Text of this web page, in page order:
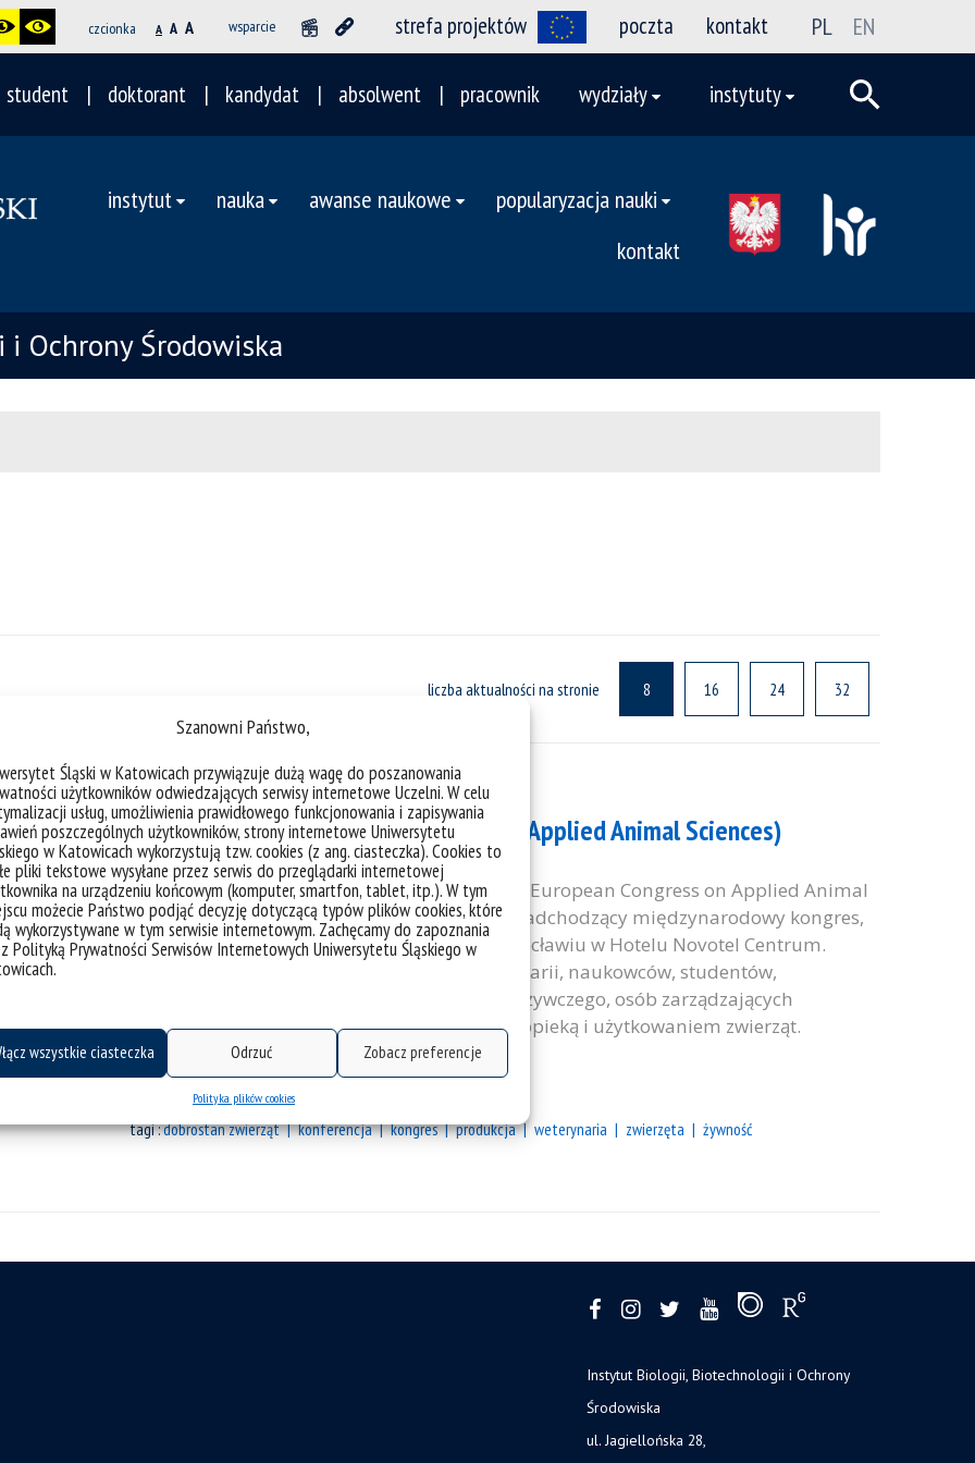
Szanowni Państwo,
Śląski w Katowicach przywiązuje dużą wagę do poszanowania
użytkowników odwiedzających serwisy internetowe Uczelni. W celu
usług, umożliwienia prawidłowego funkcjonowania i zapisywania
poszczególnych użytkowników, strony internetowe Uniwersytetu
w Katowicach wykorzystują tzw. cookies (z ang. ciasteczka). Cookies to
pliki tekstowe wysyłane przez serwis do przeglądarki internetowej
na urządzeniu końcowym (komputer, smartfon, tablet, itp.). W tym
możecie Państwo podjąć decyzję dotyczącą typów plików cookies, które
wykorzystywane w tym serwisie internetowym. Zachęcamy do zapoznania
Polityką Prywatności Serwisów Internetowych Uniwersytetu Śląskiego w
wszystkie ciasteczka Odrzuć Zobacz preferencje
Polityka plików cookies
czcionka A A A wsparcie strefa projektów poczta kontakt PL EN
student doktorant kandydat absolwent pracownik wydziały instytuty
instytut nauka awanse naukowe
popularyzacja nauki
kontakt
Ochrony Środowiska
liczba aktualności na stronie 8 16 24 32
Kongres ECAAS (European Congress on Applied Animal Sciences)
W imieniu Komitetu Organizacyjnego The 1st European Congress on Applied Animal
Sciences (ECAAS) serdecznie zapraszamy na nadchodzący międzynarodowy kongres,
który odbędzie się 11-14.04.2023 roku we Wrocławiu w Hotelu Novotel Centrum.
Wydarzenie kierowane jest do lekarzy weterynarii, naukowców, studentów,
doktorantów, producentów sektora rolno-spożywczego, osób zarządzających
rozrodem oraz wszystkich zainteresowanych opieką i użytkowaniem zwierząt.
Program uwzględnia trzy...
kategorie:aktualności konferencje, seminaria
tagi :dobrostan zwierząt konferencja kongres produkcja weterynaria zwierzęta żywność
Instytut Biologii, Biotechnologii i Ochrony
Środowiska
ul. Jagiellońska 28,